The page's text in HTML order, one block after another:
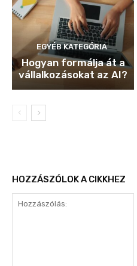
EGYÉB KATEGÓRIA
Hogyan formálja át a
vállalkozásokat az AI?
HOZZÁSZÓLOK A CIKKHEZ